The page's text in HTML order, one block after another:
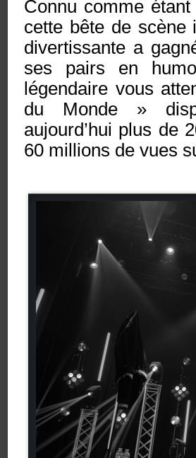
Connu comme
cette bête de scène
divertissante a
ses pairs en
légendaire vous
du Monde »
aujourd’hui plus de
60 millions de vues